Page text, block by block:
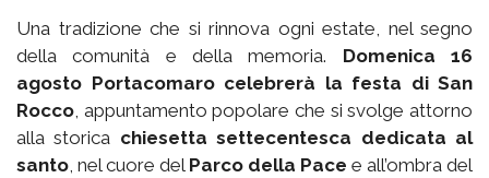
Una tradizione che si rinnova ogni estate, nel segno
della comunità e della memoria. Domenica 16
agosto Portacomaro celebrerà la festa di San
Rocco, appuntamento popolare che si svolge attorno
alla storica chiesetta settecentesca dedicata al
santo, nel cuore del Parco della Pace e all’ombra del